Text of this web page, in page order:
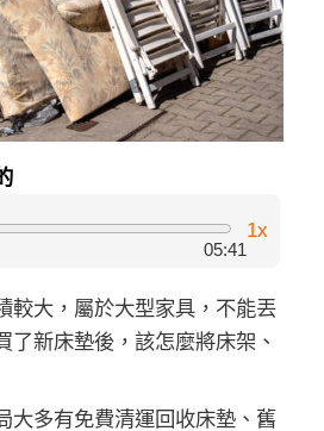
05:41
1x
較大，屬於大型家具，不能丟
了新床墊後，該怎麼將床架、
大多有免費清運回收床墊、舊